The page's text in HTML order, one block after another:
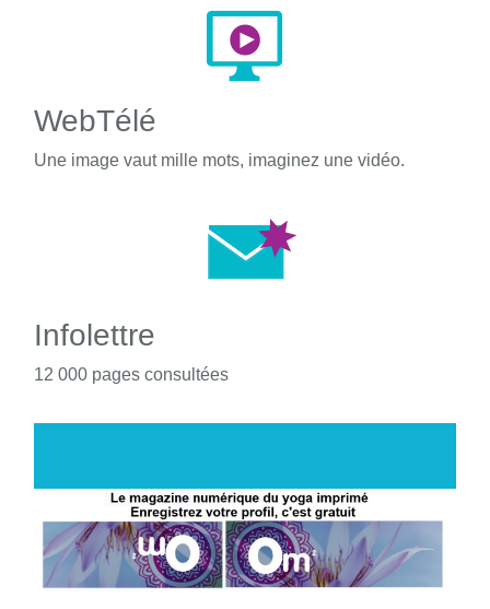
WebTélé
Une image vaut mille mots, imaginez une vidéo.
Infolettre
12 000 pages consultées